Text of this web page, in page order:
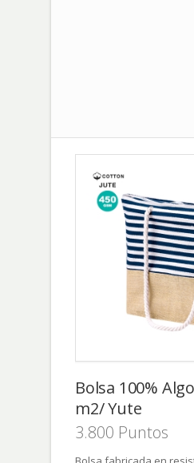
Bolsa 100%
m2/ Yute
3.800 Puntos